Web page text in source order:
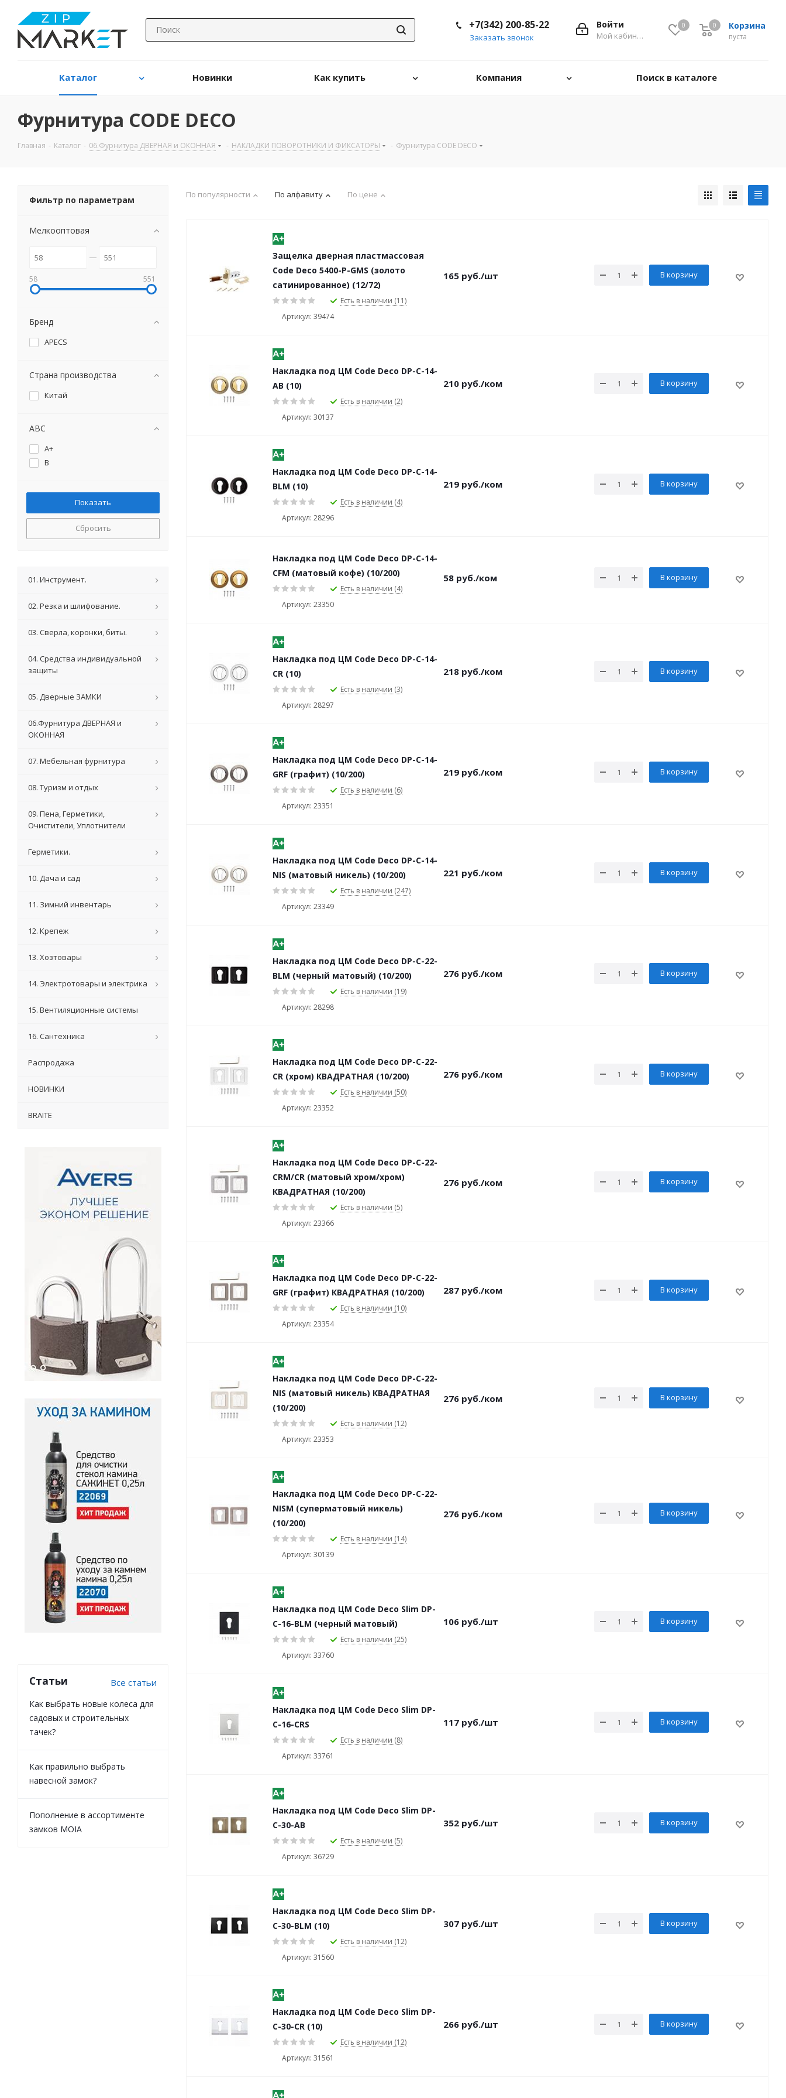
0 Корзина
0
пуста
0
Войти
Мой кабинет
+7(342) 200-85-22
Заказать звонок
Каталог Новинки Как купить Компания Поиск в каталоге
Фурнитура CODE DECO
Главная - Каталог - 06.Фурнитура ДВЕРНАЯ и ОКОННАЯ - НАКЛАДКИ ПОВОРОТНИКИ И ФИКСАТОРЫ - Фурнитура CODE DECO
По популярности По алфавиту По цене
Защелка дверная пластмассовая
Code Deco 5400-P-GMS (золото
сатинированное) (12/72)
Есть в наличии (11)
Артикул: 39474
165 руб./шт В корзину
Накладка под ЦМ Code Deco DP-C-14-
AB (10)
Есть в наличии (2)
Артикул: 30137
210 руб./ком В корзину
Накладка под ЦМ Code Deco DP-C-14-
BLM (10)
Есть в наличии (4)
Артикул: 28296
219 руб./ком В корзину
Накладка под ЦМ Code Deco DP-C-14-
CFM (матовый кофе) (10/200)
Есть в наличии (4)
Артикул: 23350
58 руб./ком В корзину
Накладка под ЦМ Code Deco DP-C-14-
CR (10)
Есть в наличии (3)
Артикул: 28297
218 руб./ком В корзину
Накладка под ЦМ Code Deco DP-C-14-
GRF (графит) (10/200)
Есть в наличии (6)
Артикул: 23351
219 руб./ком В корзину
Накладка под ЦМ Code Deco DP-C-14-
NIS (матовый никель) (10/200)
Есть в наличии (247)
Артикул: 23349
221 руб./ком В корзину
Накладка под ЦМ Code Deco DP-C-22-
BLM (черный матовый) (10/200)
Есть в наличии (19)
Артикул: 28298
276 руб./ком В корзину
Накладка под ЦМ Code Deco DP-C-22-
CR (хром) КВАДРАТНАЯ (10/200)
Есть в наличии (50)
Артикул: 23352
276 руб./ком В корзину
Накладка под ЦМ Code Deco DP-C-22-
CRM/CR (матовый хром/хром)
КВАДРАТНАЯ (10/200)
Есть в наличии (5)
Артикул: 23366
276 руб./ком В корзину
Накладка под ЦМ Code Deco DP-C-22-
GRF (графит) КВАДРАТНАЯ (10/200)
Есть в наличии (10)
Артикул: 23354
287 руб./ком В корзину
Накладка под ЦМ Code Deco DP-C-22-
NIS (матовый никель) КВАДРАТНАЯ
(10/200)
Есть в наличии (12)
Артикул: 23353
276 руб./ком В корзину
Накладка под ЦМ Code Deco DP-C-22-
NISM (суперматовый никель)
(10/200)
Есть в наличии (14)
Артикул: 30139
276 руб./ком В корзину
Накладка под ЦМ Code Deco Slim DP-
C-16-BLM (черный матовый)
Есть в наличии (25)
Артикул: 33760
106 руб./шт В корзину
Накладка под ЦМ Code Deco Slim DP-
C-16-CRS
Есть в наличии (8)
Артикул: 33761
117 руб./шт В корзину
Накладка под ЦМ Code Deco Slim DP-
C-30-AB
Есть в наличии (5)
Артикул: 36729
352 руб./шт В корзину
Накладка под ЦМ Code Deco Slim DP-
C-30-BLM (10)
Есть в наличии (12)
Артикул: 31560
307 руб./шт В корзину
Накладка под ЦМ Code Deco Slim DP-
C-30-CR (10)
Есть в наличии (12)
Артикул: 31561
266 руб./шт В корзину
Фильтр по параметрам
Мелкооптовая
58 551
Бренд
APECS
Страна производства
Китай
ABC
A+
B
Сбросить
01. Инструмент.
02. Резка и шлифование.
03. Сверла, коронки, биты.
04. Средства индивидуальной
защиты
05. Дверные ЗАМКИ
06.Фурнитура ДВЕРНАЯ и
ОКОННАЯ
07. Мебельная фурнитура
08. Туризм и отдых
09. Пена, Герметики,
Очистители, Уплотнители
Герметики.
10. Дача и сад
11. Зимний инвентарь
12. Крепеж
13. Хозтовары
14. Электротовары и электрика
15. Вентиляционные системы
16. Сантехника
Распродажа
НОВИНКИ
BRAITE
Статьи Все статьи
Как выбрать новые колеса для
садовых и строительных
тачек?
Как правильно выбрать
навесной замок?
Пополнение в ассортименте
замков MOIA